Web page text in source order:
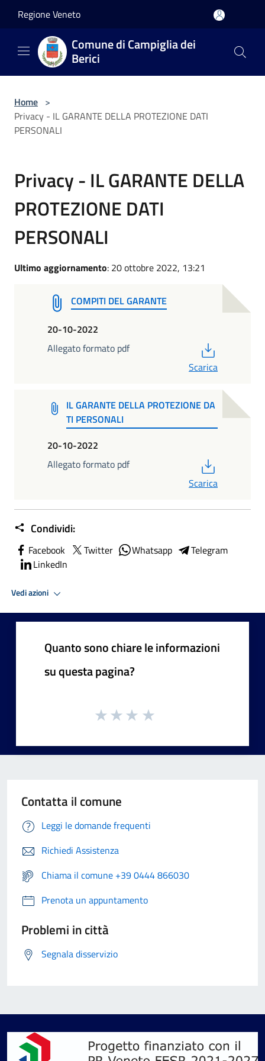
Regione Veneto
Comune di Campiglia dei
Berici
Home >
Privacy - IL GARANTE DELLA PROTEZIONE DATI
PERSONALI
Privacy - IL GARANTE DELLA
PROTEZIONE DATI
PERSONALI
Ultimo aggiornamento: 20 ottobre 2022, 13:21
COMPITI DEL GARANTE
20-10-2022
Allegato formato pdf
Scarica
IL GARANTE DELLA PROTEZIONE DA
TI PERSONALI
20-10-2022
Allegato formato pdf
Scarica
Condividi:
Facebook Twitter Whatsapp
Telegram
LinkedIn
Vedi azioni
Quanto sono chiare le informazioni
su questa pagina?
Contatta il comune
Leggi le domande frequenti
Richiedi Assistenza
Chiama il comune +39 0444 866030
Prenota un appuntamento
Problemi in città
Segnala disservizio